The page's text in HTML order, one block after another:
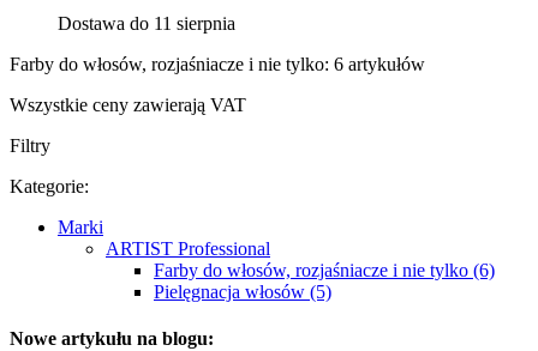
Dostawa do 11 sierpnia
Farby do włosów, rozjaśniacze i nie tylko: 6 artykułów
Wszystkie ceny zawierają VAT
Filtry
Kategorie:
Marki
ARTIST Professional
Farby do włosów, rozjaśniacze i nie tylko (6)
Pielęgnacja włosów (5)
Nowe artykułu na blogu: